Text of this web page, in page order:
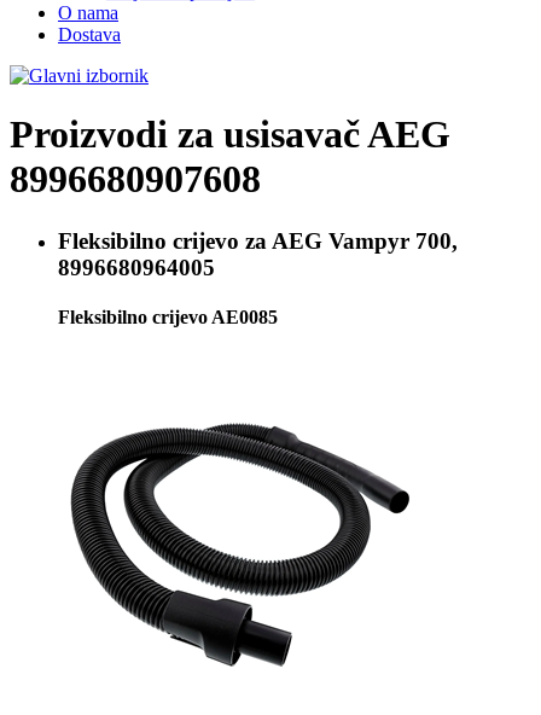
O nama
Dostava
Proizvodi za usisavačAEG
8996680907608
Fleksibilno crijevo za AEG Vampyr 700,
8996680964005
Fleksibilno crijevo AE0085